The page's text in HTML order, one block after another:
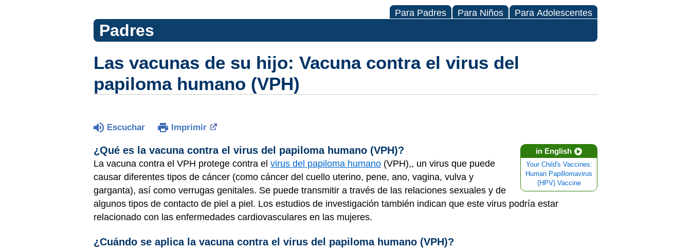
Para Padres Para Niños Para Adolescentes
Padres
Las vacunas de su hijo: Vacuna contra el virus del
papiloma humano (VPH)
Escuchar Imprimir
in English
Your Child's Vaccines:
Human Papillomavirus
(HPV) Vaccine
¿Qué es la vacuna contra el virus del papiloma humano (VPH)?
La vacuna contra el VPH protege contra el virus del papiloma humano (VPH),, un virus que puede
causar diferentes tipos de cáncer (como cáncer del cuello uterino, pene, ano, vagina, vulva y
garganta), así como verrugas genitales. Se puede transmitir a través de las relaciones sexuales y de
algunos tipos de contacto de piel a piel. Los estudios de investigación también indican que este virus podría estar
relacionado con las enfermedades cardiovasculares en las mujeres.
¿Cuándo se aplica la vacuna contra el virus del papiloma humano (VPH)?